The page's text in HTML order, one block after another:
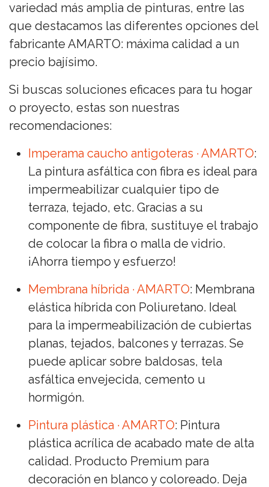
variedad más amplia de pinturas, entre las
que destacamos las diferentes opciones del
fabricante AMARTO: máxima calidad a un
precio bajísimo.
Si buscas soluciones eficaces para tu hogar
o proyecto, estas son nuestras
recomendaciones:
Imperama caucho antigoteras · AMARTO:
La pintura asfáltica con fibra es ideal para
impermeabilizar cualquier tipo de
terraza, tejado, etc. Gracias a su
componente de fibra, sustituye el trabajo
de colocar la fibra o malla de vidrio.
¡Ahorra tiempo y esfuerzo!
Membrana híbrida · AMARTO: Membrana
elástica híbrida con Poliuretano. Ideal
para la impermeabilización de cubiertas
planas, tejados, balcones y terrazas. Se
puede aplicar sobre baldosas, tela
asfáltica envejecida, cemento u
hormigón.
Pintura plástica · AMARTO: Pintura
plástica acrílica de acabado mate de alta
calidad. Producto Premium para
decoración en blanco y coloreado. Deja